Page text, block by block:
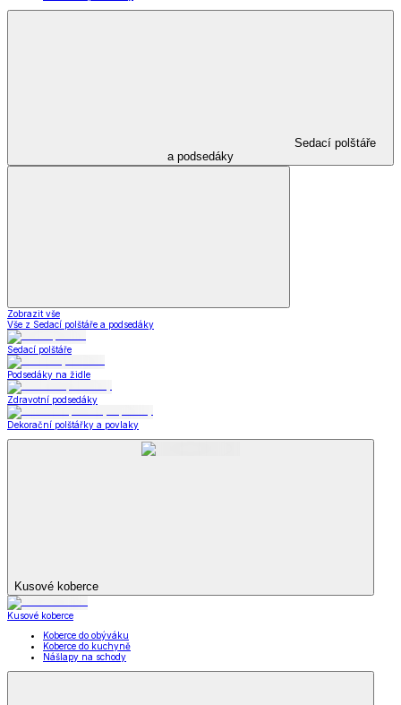
Sedací polštáře
a podsedáky
Zobrazit vše
Vše z Sedací polštáře a podsedáky
Sedací polštáře
Podsedáky na židle
Zdravotní podsedáky
Dekorační polštářky a povlaky
Kusové koberce
Kusové koberce
Koberce do obýváku
Koberce do kuchyně
Nášlapy na schody